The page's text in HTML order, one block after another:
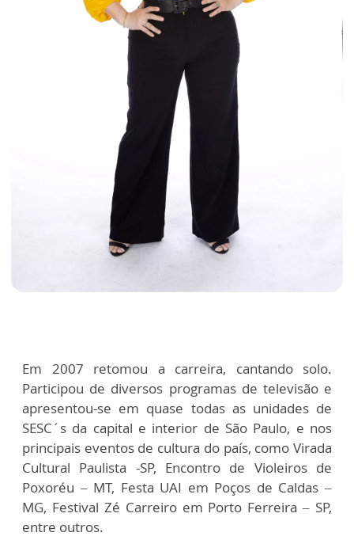
Em 2007 retomou a carreira, cantando solo.
Participou de diversos programas de televisão e
apresentou-se em quase todas as unidades de
SESC´s da capital e interior de São Paulo, e nos
principais eventos de cultura do país, como Virada
Cultural Paulista -SP, Encontro de Violeiros de
Poxoréu – MT, Festa UAI em Poços de Caldas –
MG, Festival Zé Carreiro em Porto Ferreira – SP,
entre outros.